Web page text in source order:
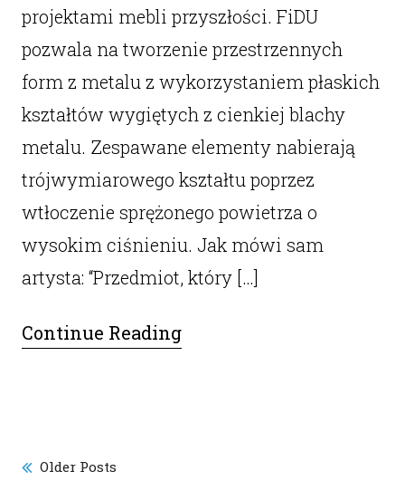
projektami mebli przyszłości. FiDU
pozwala na tworzenie przestrzennych
form z metalu z wykorzystaniem płaskich
kształtów wygiętych z cienkiej blachy
metalu. Zespawane elementy nabierają
trójwymiarowego kształtu poprzez
wtłoczenie sprężonego powietrza o
wysokim ciśnieniu. Jak mówi sam
artysta: “Przedmiot, który […]
Continue Reading
Older Posts